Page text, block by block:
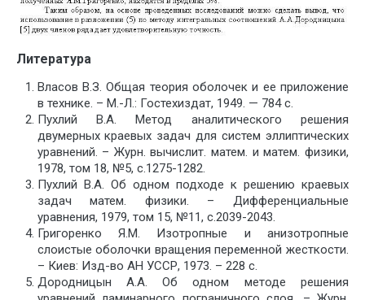
Литература
Власов В.З. Общая теория оболочек и ее приложение
в технике. – М.-Л.: Гостехиздат, 1949. — 784 с.
Пухлий В.А. Метод аналитического решения
двумерных краевых задач для систем эллиптических
уравнений. – Журн. вычислит. матем. и матем. физики,
1978, том 18, №5, с.1275-1282.
Пухлий В.А. Об одном подходе к решению краевых
задач матем. физики. – Дифференциальные
уравнения, 1979, том 15, №11, с.2039-2043.
Григоренко Я.М. Изотропные и анизотропные
слоистые оболочки вращения переменной жесткости.
– Киев: Изд-во АН УССР, 1973. – 228 с.
Дородницын А.А. Об одном методе решения